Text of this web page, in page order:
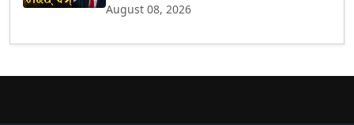
August 08, 2026